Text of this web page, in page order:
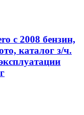
с 2008 бензин,
каталог з/ч.